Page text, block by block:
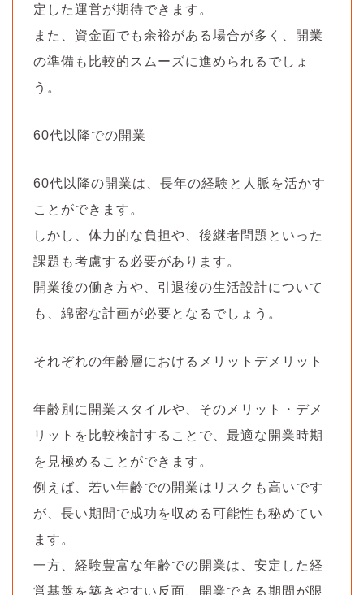
定した運営が期待できます。
また、資金面でも余裕がある場合が多く、開業
の準備も比較的スムーズに進められるでしょ
う。
60代以降での開業
60代以降の開業は、長年の経験と人脈を活かす
ことができます。
しかし、体力的な負担や、後継者問題といった
課題も考慮する必要があります。
開業後の働き方や、引退後の生活設計について
も、綿密な計画が必要となるでしょう。
それぞれの年齢層におけるメリットデメリット
年齢別に開業スタイルや、そのメリット・デメ
リットを比較検討することで、最適な開業時期
を見極めることができます。
例えば、若い年齢での開業はリスクも高いです
が、長い期間で成功を収める可能性も秘めてい
ます。
一方、経験豊富な年齢での開業は、安定した経
営基盤を築きやすい反面、開業できる期間が限